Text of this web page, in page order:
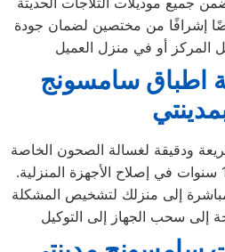
إشرافًا من مختصين لضمان جودة
اطباق سامسونج
ودقيقة لغسالة الصحون الخاصة
بك، مع خبرة تزيد عن 10 سنوات في إصلاح الأجهزة المنزلية.
مباشرة إلى منزلك لتشخيص المشكلة